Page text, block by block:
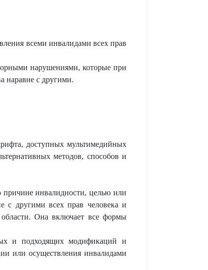
всеми инвалидами всех прав
нарушениями, которые при
наравне с другими.
доступных мультимедийных
методов, способов и
причине инвалидности, целью или
с другими всех прав человека и
Она включает все формы
и подходящих модификаций и
или осуществления инвалидами